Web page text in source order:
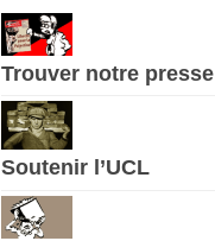
Trouver notre presse
Soutenir l’UCL